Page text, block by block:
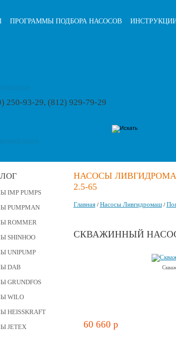
ПРОГРАММЫ ПОДБОРА НАСОСОВ
250-93-29, (812) 929-79-29
IMP PUMPS
PUMPMAN
ROMMER
SHINHOO
UNIPUMP
DAB
GRUNDFOS
WILO
HEISSKRAFT
JETEX
НАСОСЫ
2.5-65
Главная/ Насосы Ливгидромаш/
СКВАЖИННЫЙ НАСОС
60 660 p